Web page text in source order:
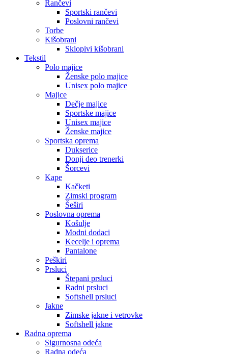
Rančevi
Sportski rančevi
Poslovni rančevi
Torbe
Kišobrani
Sklopivi kišobrani
Tekstil
Polo majice
Ženske polo majice
Unisex polo majice
Majice
Dečje majice
Sportske majice
Unisex majice
Ženske majice
Sportska oprema
Dukserice
Donji deo trenerki
Šorcevi
Kape
Kačketi
Zimski program
Šeširi
Poslovna oprema
Košulje
Modni dodaci
Kecelje i oprema
Pantalone
Peškiri
Prsluci
Štepani prsluci
Radni prsluci
Softshell prsluci
Jakne
Zimske jakne i vetrovke
Softshell jakne
Radna oprema
Sigurnosna odeća
Radna odeća